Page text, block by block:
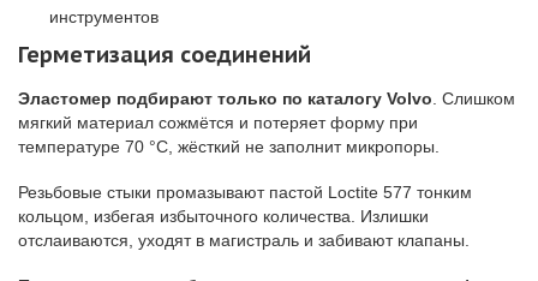
инструментов
Герметизация соединений
Эластомер подбирают только по каталогу Volvo . Слишком
мягкий материал сожмётся и потеряет форму при
температуре 70 °C, жёсткий не заполнит микропоры.
Резьбовые стыки промазывают пастой Loctite 577 тонким
кольцом, избегая избыточного количества. Излишки
отслаиваются, уходят в магистраль и забивают клапаны.